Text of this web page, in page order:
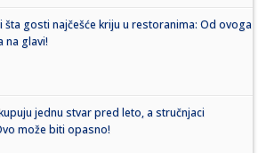
gosti najčešće kriju u restoranima: Od ovoga
na glavi!
jednu stvar pred leto, a stručnjaci
može biti opasno!